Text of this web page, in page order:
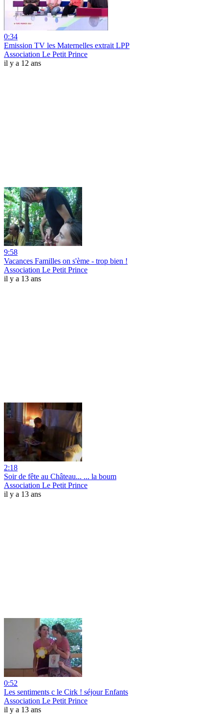
0:34
Emission TV les Maternelles extrait LPP
Association Le Petit Prince
il y a 12 ans
9:58
Vacances Familles on s'ème - trop bien !
Association Le Petit Prince
il y a 13 ans
2:18
Soir de fête au Château... ... la boum
Association Le Petit Prince
il y a 13 ans
0:52
Les sentiments c le Cirk ! séjour Enfants
Association Le Petit Prince
il y a 13 ans